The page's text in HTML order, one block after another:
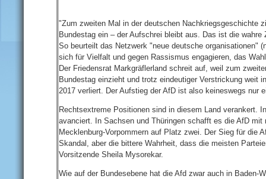
"Zum zweiten Mal in der deutschen Nachkriegsgeschichte
Bundestag ein – der Aufschrei bleibt aus. Das ist die wahre
So beurteilt das Netzwerk "neue deutsche organisationen"
sich für Vielfalt und gegen Rassismus engagieren, das
Der Friedensrat Markgräflerland schreit auf, weil zum
Bundestag einzieht und trotz eindeutiger Verstrickung weit
2017 verliert. Der Aufstieg der AfD ist also keineswegs nur
Rechtsextreme Positionen sind in diesem Land verankert.
avanciert. In Sachsen und Thüringen schafft es die AfD
Mecklenburg-Vorpommern auf Platz zwei. Der Sieg für die
Skandal, aber die bittere Wahrheit, dass die meisten
Vorsitzende Sheila Mysorekar.
Wie auf der Bundesebene hat die Afd zwar auch in